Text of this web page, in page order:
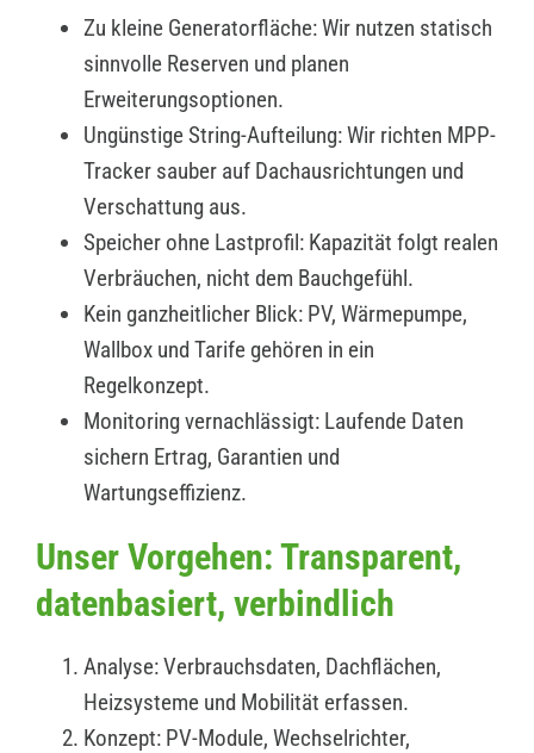
Zu kleine Generatorfläche: Wir nutzen statisch
sinnvolle Reserven und planen
Erweiterungsoptionen.
Ungünstige String-Aufteilung: Wir richten MPP-
Tracker sauber auf Dachausrichtungen und
Verschattung aus.
Speicher ohne Lastprofil: Kapazität folgt realen
Verbräuchen, nicht dem Bauchgefühl.
Kein ganzheitlicher Blick: PV, Wärmepumpe,
Wallbox und Tarife gehören in ein
Regelkonzept.
Monitoring vernachlässigt: Laufende Daten
sichern Ertrag, Garantien und
Wartungseffizienz.
Unser Vorgehen: Transparent,
datenbasiert, verbindlich
Analyse: Verbrauchsdaten, Dachflächen,
Heizsysteme und Mobilität erfassen.
Konzept: PV-Module, Wechselrichter,